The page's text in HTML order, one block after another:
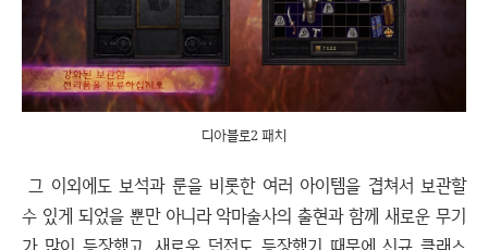
디아블로2 패치
그 이외에도 보석과 룬을 비롯한 여러 아이템을 겹쳐서 보관할
수 있게 되었을 뿐만 아니라 악마술사의 출현과 함께 새로운 무기